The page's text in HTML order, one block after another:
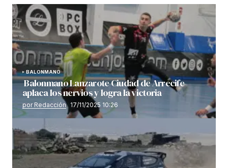
BALONMANO
Balonmano Lanzarote Ciudad de Arrecife
aplaca los nervios y logra la victoria
por Redacción 17/11/2025 10:26